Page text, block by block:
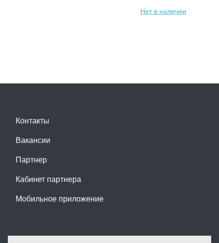
Нет в наличии
Контакты
Вакансии
Партнер
Кабинет партнера
Мобильное приложение